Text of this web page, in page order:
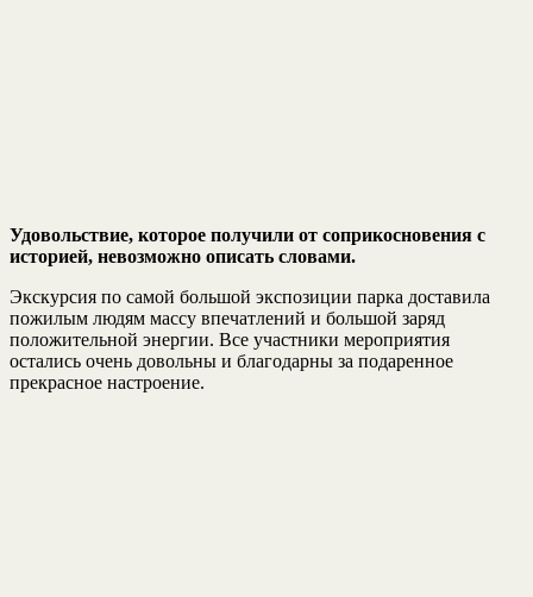
Удовольствие, которое получили от соприкосновения с
историей, невозможно описать словами.
Экскурсия по самой большой экспозиции парка доставила
пожилым людям массу впечатлений и большой заряд
положительной энергии. Все участники мероприятия
остались очень довольны и благодарны за подаренное
прекрасное настроение.